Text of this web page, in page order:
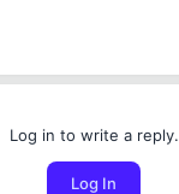
Log in to write a reply.
Log In